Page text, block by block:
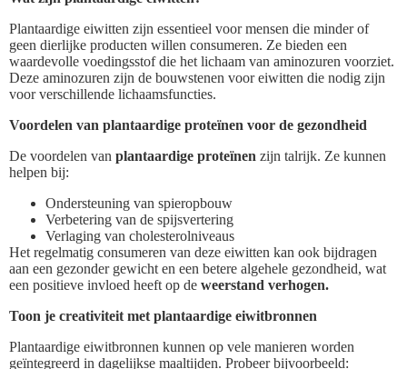
Plantaardige eiwitten zijn essentieel voor mensen die minder of
geen dierlijke producten willen consumeren. Ze bieden een
waardevolle voedingsstof die het lichaam van aminozuren voorziet.
Deze aminozuren zijn de bouwstenen voor eiwitten die nodig zijn
voor verschillende lichaamsfuncties.
Voordelen van plantaardige proteïnen voor de gezondheid
De voordelen van plantaardige proteïnen zijn talrijk. Ze kunnen
helpen bij:
Ondersteuning van spieropbouw
Verbetering van de spijsvertering
Verlaging van cholesterolniveaus
Het regelmatig consumeren van deze eiwitten kan ook bijdragen
aan een gezonder gewicht en een betere algehele gezondheid, wat
een positieve invloed heeft op de weerstand verhogen.
Toon je creativiteit met plantaardige eiwitbronnen
Plantaardige eiwitbronnen kunnen op vele manieren worden
geïntegreerd in dagelijkse maaltijden. Probeer bijvoorbeeld: